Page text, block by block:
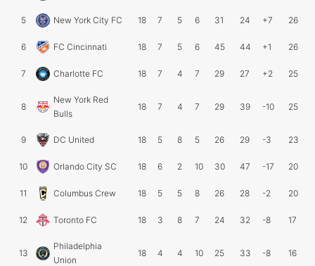
5 New York City FC 18 7 5 6 31 24 +7 26
6 FC Cincinnati 18 7 5 6 45 44 +1 26
7 Charlotte FC 18 7 4 7 29 27 +2 25
8
New York Red
Bulls
18 7 4 7 29 39 -10 25
9 DC United 18 5 8 5 26 29 -3 23
10 Orlando City SC 18 6 2 10 30 47 -17 20
11 Columbus Crew 18 5 5 8 26 28 -2 20
12 Toronto FC 18 3 8 7 24 32 -8 17
13
Philadelphia
Union
18 4 4 10 25 33 -8 16